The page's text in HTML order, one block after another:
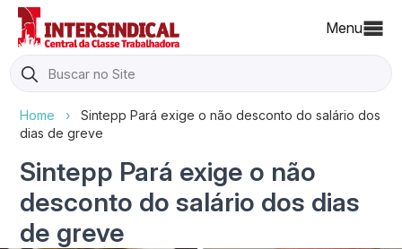
Menu
Search
for:
Home ›
Sintepp Pará exige o não desconto do salário dos
dias de greve
Sintepp Pará exige o não
desconto do salário dos dias
de greve